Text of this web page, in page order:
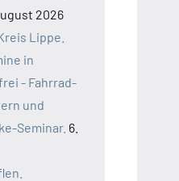
2026
Lippe.
in
- Fahrrad-
und
Seminar. 6.